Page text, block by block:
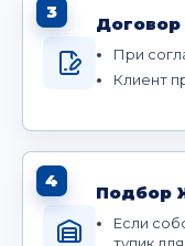
3
Договор
При
Клиент
4
Подбор
Если
тупик